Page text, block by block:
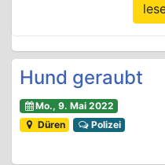
Hund geraubt
Mo., 9. Mai 2022
Düren
Polizei